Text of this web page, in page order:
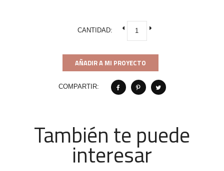
CANTIDAD:
AÑADIR A MI PROYECTO
COMPARTIR:
También te puede
interesar